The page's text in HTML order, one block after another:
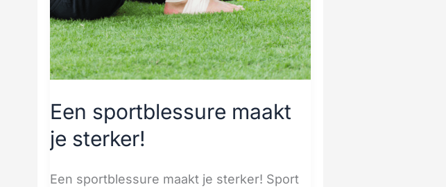
Een sportblessure maakt
je sterker!
Een sportblessure maakt je sterker! Sport
sterker!